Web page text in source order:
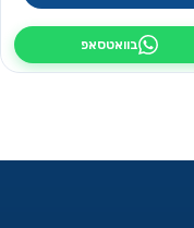
בוואטסאפ